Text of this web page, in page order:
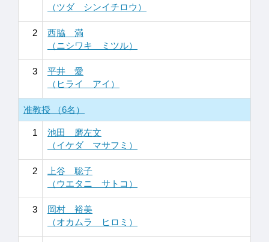
（ツダ シンイチロウ）
2
西脇 満
（ニシワキ ミツル）
3
平井 愛
（ヒライ アイ）
准教授 （6名）
1
池田 磨左文
（イケダ マサフミ）
2
上谷 聡子
（ウエタニ サトコ）
3
岡村 裕美
（オカムラ ヒロミ）